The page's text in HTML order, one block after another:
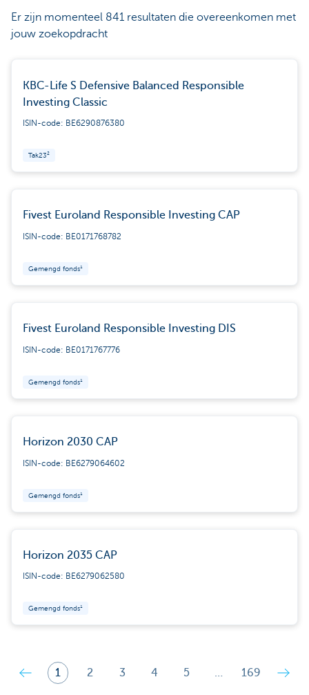
Er zijn momenteel 841 resultaten die overeenkomen met
jouw zoekopdracht
KBC-Life S Defensive Balanced Responsible
Investing Classic
ISIN-code: BE6290876380
Tak23²
Fivest Euroland Responsible Investing CAP
ISIN-code: BE0171768782
Gemengd fonds¹
Fivest Euroland Responsible Investing DIS
ISIN-code: BE0171767776
Gemengd fonds¹
Horizon 2030 CAP
ISIN-code: BE6279064602
Gemengd fonds¹
Horizon 2035 CAP
ISIN-code: BE6279062580
Gemengd fonds¹
1 2 3 4 5 … 169